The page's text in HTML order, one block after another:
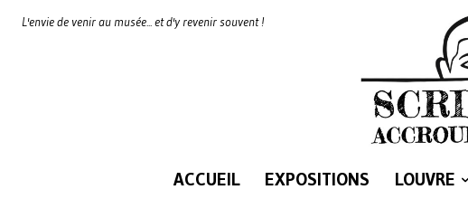
L'envie de venir au musée... et d'y revenir souvent !
ACCUEIL EXPOSITIONS LOUVRE